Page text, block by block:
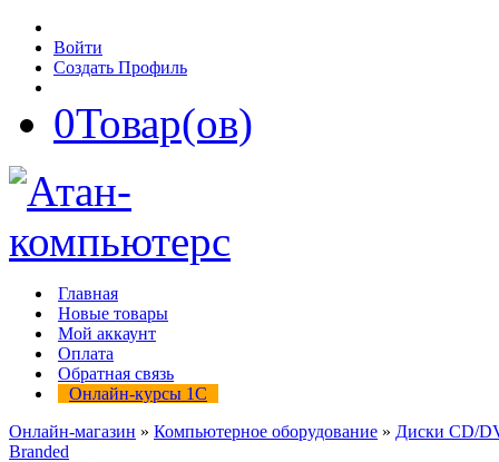
Войти
Создать Профиль
0Товар(ов)
Главная
Новые товары
Мой аккаунт
Оплата
Обратная связь
Онлайн-курсы 1С
Онлайн-магазин » Компьютерное оборудование » Диски CD/
Branded